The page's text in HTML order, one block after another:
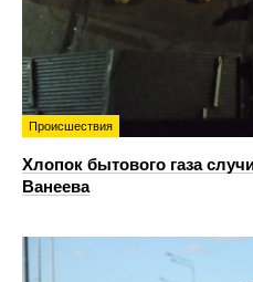
Происшествия
Хлопок бытового газа
Ванеева